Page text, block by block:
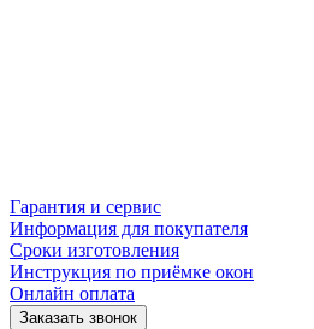
Гарантия и сервис
Информация для покупателя
Сроки изготовления
Инструкция по приёмке окон
Онлайн оплата
Заказать звонок